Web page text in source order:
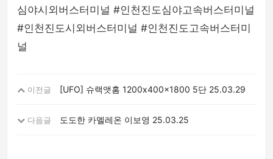
심야시외버스터미널 #인천진도심야고속버스터미널
#인천진도시외버스터미널 #인천진도고속버스터미
널
이전글 [UFO] 슈랙앳홈 1200x400x1800 5단 25.03.29
다음글 도도한 카멜레온 이보영 25.03.25